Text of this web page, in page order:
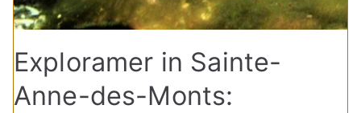
Exploramer in Sainte-
Anne-des-Monts: